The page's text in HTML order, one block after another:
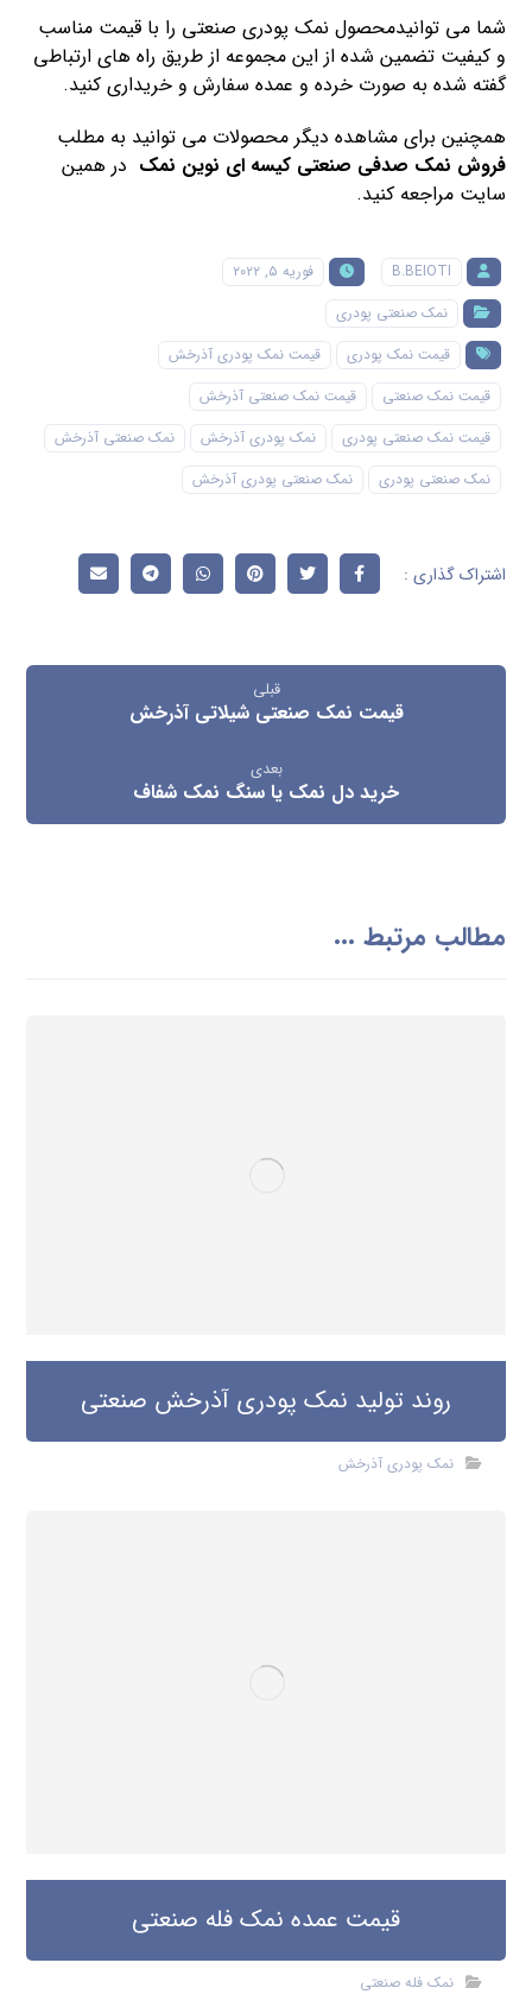
شما می توانیدمحصول نمک پودری صنعتی را با قیمت مناسب
و کیفیت تضمین شده از این مجموعه از طریق راه های ارتباطی
گفته شده به صورت خرده و عمده سفارش و خریداری کنید.
همچنین برای مشاهده دیگر محصولات می توانید به مطلب
فروش نمک صدفی صنعتی کیسه ای نوین نمک در همین
سایت مراجعه کنید.
B.BEIOTI
فوریه ۵, ۲۰۲۲
نمک صنعتی پودری
قیمت نمک پودری
قیمت نمک پودری آذرخش
قیمت نمک صنعتی
قیمت نمک صنعتی آذرخش
قیمت نمک صنعتی پودری
نمک پودری آذرخش
نمک صنعتی آذرخش
نمک صنعتی پودری
نمک صنعتی پودری آذرخش
قبلی
قیمت نمک صنعتی شیلاتی آذرخش
بعدی
خرید دل نمک یا سنگ نمک شفاف
مطالب مرتبط ...
روند تولید نمک پودری آذرخش صنعتی
نمک پودری آذرخش
قیمت عمده نمک فله صنعتی
نمک فله صنعتی